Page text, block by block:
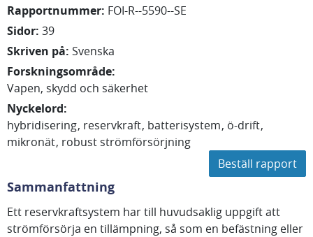
Rapportnummer: FOI-R--5590--SE
Sidor: 39
Skriven på: Svenska
Forskningsområde:
Vapen, skydd och säkerhet
Nyckelord:
hybridisering reservkraft batterisystem ö-drift
mikronät robust strömförsörjning
Beställ rapport
Sammanfattning
Ett reservkraftsystem har till huvudsaklig uppgift att
strömförsörja en tillämpning, så som en befästning eller